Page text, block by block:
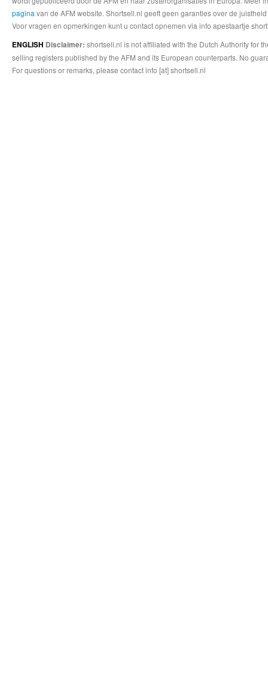
pagina van de AFM website. Shortsell.nl geeft geen garanties over de
Voor vragen en opmerkingen kunt u contact opnemen via info apestaartje
ENGLISH Disclaimer: shortsell.nl is not affiliated with the Dutch Authority for
selling registers published by the AFM and its European counterparts. No
For questions or remarks, please contact info [at] shortsell.nl